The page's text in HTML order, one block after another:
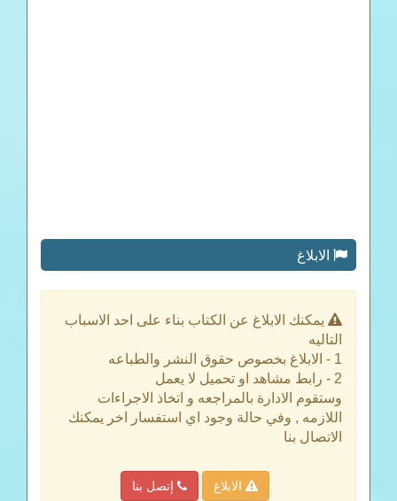
الابلاغ
يمكنك الابلاغ عن الكتاب بناء على احد الاسباب
التاليه
1 - الابلاغ بخصوص حقوق النشر والطباعه
2 - رابط مشاهد او تحميل لا يعمل
وستقوم الادارة بالمراجعه و اتخاذ الاجراءات
اللازمه , وفي حالة وجود اي استفسار اخر يمكنك
الاتصال بنا
الابلاغ إتصل بنا